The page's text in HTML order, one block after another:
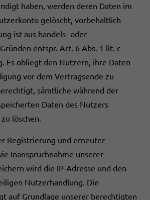
haben, werden deren Daten im
gelöscht, vorbehaltlich
ist aus handels- oder
entspr. Art. 6 Abs. 1 lit. c
Es obliegt den Nutzern, ihre Daten
vor dem Vertragsende zu
sämtliche während der
Daten des Nutzers
löschen.
Registrierung und erneuter
Inanspruchnahme unserer
wird die IP-Adresse und den
Nutzerhandlung. Die
auf Grundlage unserer berechtigten